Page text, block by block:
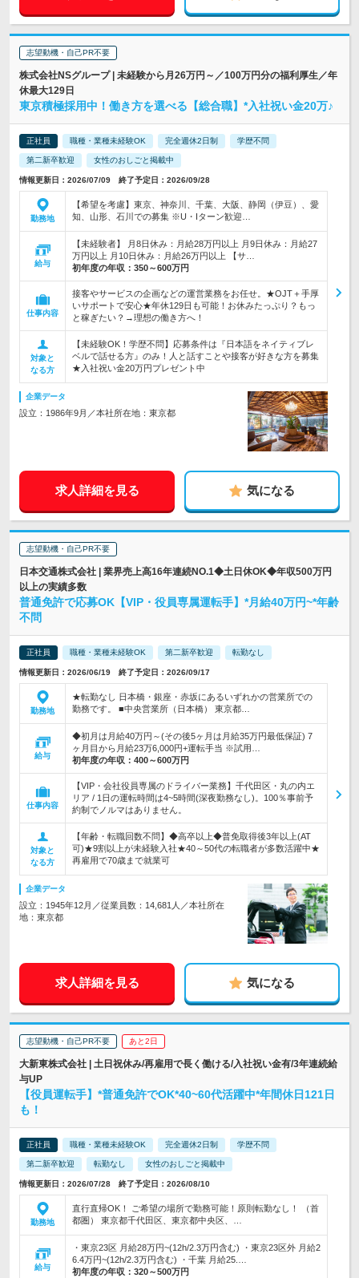
志望動機・自己PR不要
株式会社NSグループ | 未経験から月26万円～／100万円分の福利厚生／年
休最大129日
東京積極採用中！働き方を選べる【総合職】*入社祝い金20万♪
正社員 職種・業種未経験OK 完全週休2日制 学歴不問
第二新卒歓迎 女性のおしごと掲載中
情報更新日：2026/07/09 終了予定日：2026/09/28
勤務地
【希望を考慮】東京、神奈川、千葉、大阪、静岡（伊豆）、愛
知、山形、石川での募集 ※U・Iターン歓迎…
給与
【未経験者】 月8日休み：月給28万円以上 月9日休み：月給27
万円以上 月10日休み：月給26万円以上 【サ…
初年度の年収： 350～600万円
仕事内容
接客やサービスの企画などの運営業務をお任せ。★OJT＋手厚
いサポートで安心★年休129日も可能！お休みたっぷり？もっ
と稼ぎたい？→理想の働き方へ！
対象と
なる方
【未経験OK！学歴不問】応募条件は『日本語をネイティブレ
ベルで話せる方』のみ！人と話すことや接客が好きな方を募集
★入社祝い金20万円プレゼント中
企業データ
設立：1986年9月／本社所在地：東京都
求人詳細を見る 気になる
志望動機・自己PR不要
日本交通株式会社 | 業界売上高16年連続NO.1◆土日休OK◆年収500万円
以上の実績多数
普通免許で応募OK【VIP・役員専属運転手】*月給40万円~*年齢
不問
正社員 職種・業種未経験OK 第二新卒歓迎 転勤なし
情報更新日：2026/06/19 終了予定日：2026/09/17
勤務地
★転勤なし 日本橋・銀座・赤坂にあるいずれかの営業所での
勤務です。 ■中央営業所（日本橋） 東京都…
給与
◆初月は月給40万円～(その後5ヶ月は月給35万円最低保証) 7
ヶ月目から月給23万6,000円+運転手当 ※試用…
初年度の年収： 400～600万円
仕事内容
【VIP・会社役員専属のドライバー業務】千代田区・丸の内エ
リア / 1日の運転時間は4~5時間(深夜勤務なし)。100％事前予
約制でノルマはありません。
対象と
なる方
【年齢・転職回数不問】◆高卒以上◆普免取得後3年以上(AT
可)★9割以上が未経験入社★40～50代の転職者が多数活躍中★
再雇用で70歳まで就業可
企業データ
設立：1945年12月／従業員数：14,681人／本社所在
地：東京都
求人詳細を見る 気になる
志望動機・自己PR不要 あと2日
大新東株式会社 | 土日祝休み/再雇用で長く働ける/入社祝い金有/3年連続給
与UP
【役員運転手】*普通免許でOK*40~60代活躍中*年間休日121日
も！
正社員 職種・業種未経験OK 完全週休2日制 学歴不問
第二新卒歓迎 転勤なし 女性のおしごと掲載中
情報更新日：2026/07/28 終了予定日：2026/08/10
勤務地
直行直帰OK！ ご希望の場所で勤務可能！原則転勤なし！ （首
都圏） 東京都千代田区、東京都中央区、…
給与
・東京23区 月給28万円~(12h/2.3万円含む) ・東京23区外 月給2
6.4万円~(12h/2.3万円含む) ・千葉 月給25.…
初年度の年収： 320～500万円